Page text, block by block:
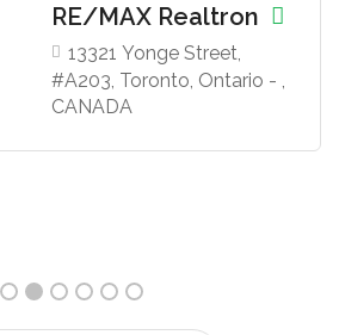
Homes
8 Sampson Mews,
201, Toronto,